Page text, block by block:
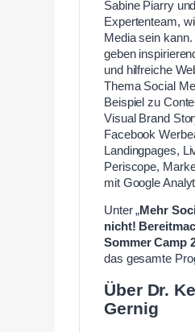
Sabine Piarry
Expertenteam,
Media sein
geben
und hilfreiche
Thema Social
Beispiel zu
Visual Brand
Facebook
Landingpages,
Periscope,
mit Google
Unter „Mehr
nicht!
Sommer Camp
das gesamte
Über Dr.
Gernig